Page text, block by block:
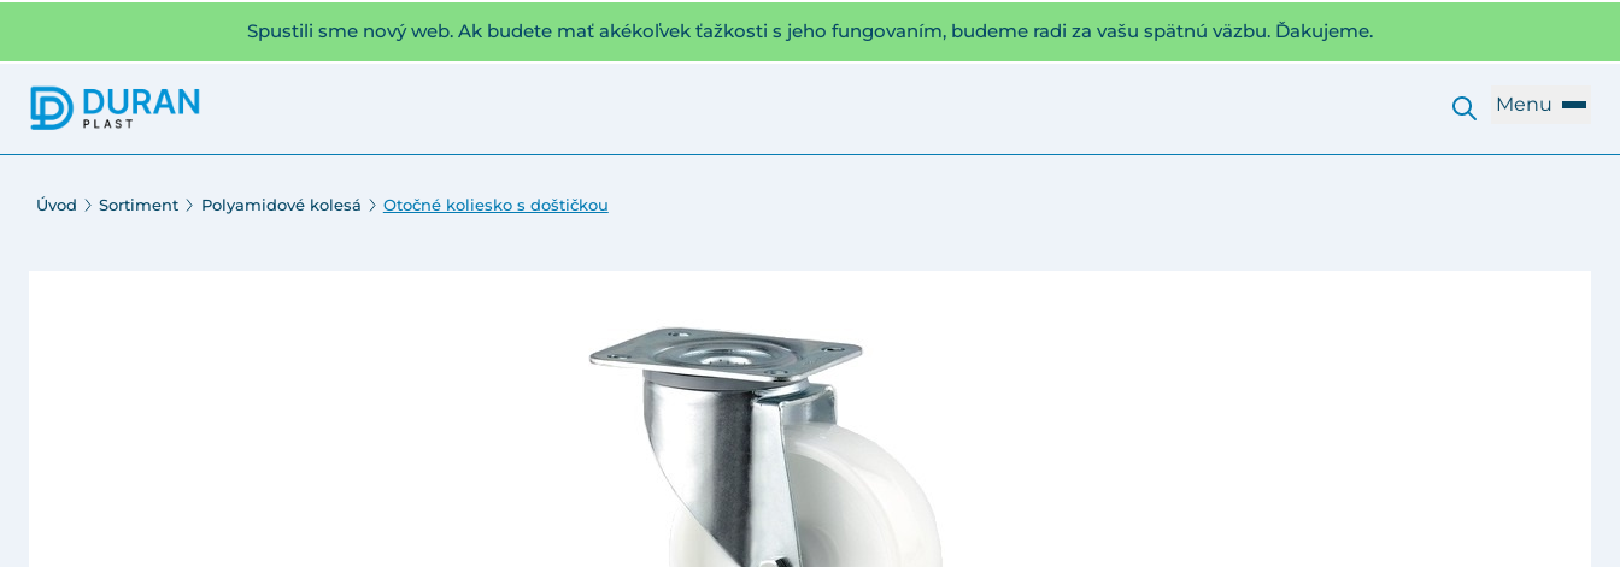
Spustili sme nový web. Ak budete mať akékoľvek ťažkosti s jeho fungovaním, budeme radi za vašu spätnú väzbu. Ďakujeme.
Menu
Úvod Sortiment Polyamidové kolesá Otočné koliesko s doštičkou